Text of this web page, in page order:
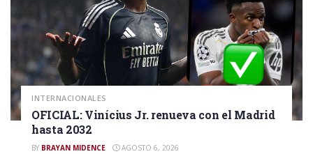
INTERNACIONALES
OFICIAL: Vinícius Jr. renueva con el Madrid
hasta 2032
BY BRAYAN MIDENCE AGOSTO 6, 2026